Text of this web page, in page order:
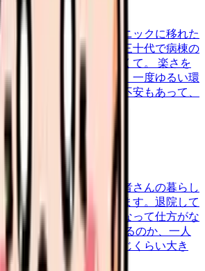
career-growth
でも、日勤中心のクリニックに移れた
ています。ただ、まだ三十代で病棟の
しい気持ちも、消えなくて。 楽さを
性期で力をつけるのか。一度ゆるい環
るんじゃないかという不安もあって、
考えの整…
career-growth2026/5/30
きましたが、最近は患者さんの暮らし
看護に強く惹かれています。退院して
、その後の生活が気になって仕方がな
在宅でどこまで通用するのか、一人
られるのか、不安も同じくらい大き
今さら許さ…